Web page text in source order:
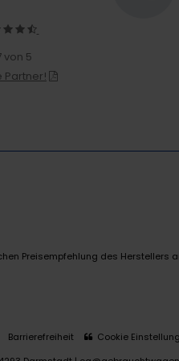
von 5
Partner!
Preisempfehlung des Herstellers
Barrierefreiheit
Cookie